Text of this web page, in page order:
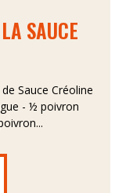
SAUCE
Sauce Créoline
- ½ poivron